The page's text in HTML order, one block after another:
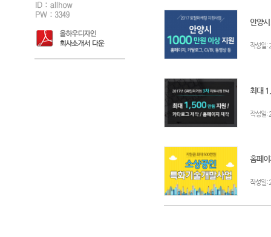
안양
작성일
최대
작성일
홈페
작성일